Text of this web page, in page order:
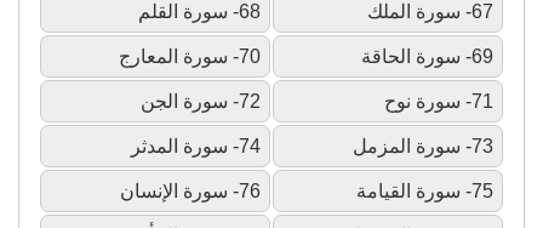
67- سورة الملك 68- سورة القلم
69- سورة الحاقة 70- سورة المعارج
71- سورة نوح 72- سورة الجن
73- سورة المزمل 74- سورة المدثر
75- سورة القيامة 76- سورة الإنسان